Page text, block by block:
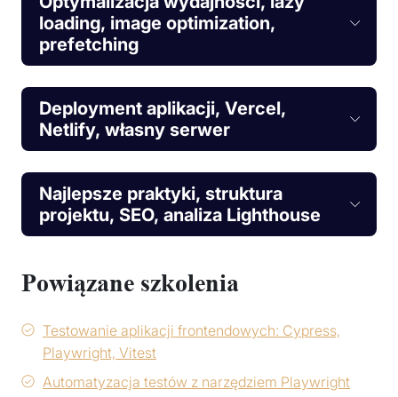
loading, image optimization,
prefetching
Deployment aplikacji, Vercel,
Netlify, własny serwer
Najlepsze praktyki, struktura
projektu, SEO, analiza Lighthouse
Powiązane szkolenia
Testowanie aplikacji frontendowych: Cypress,
Playwright, Vitest
Automatyzacja testów z narzędziem Playwright